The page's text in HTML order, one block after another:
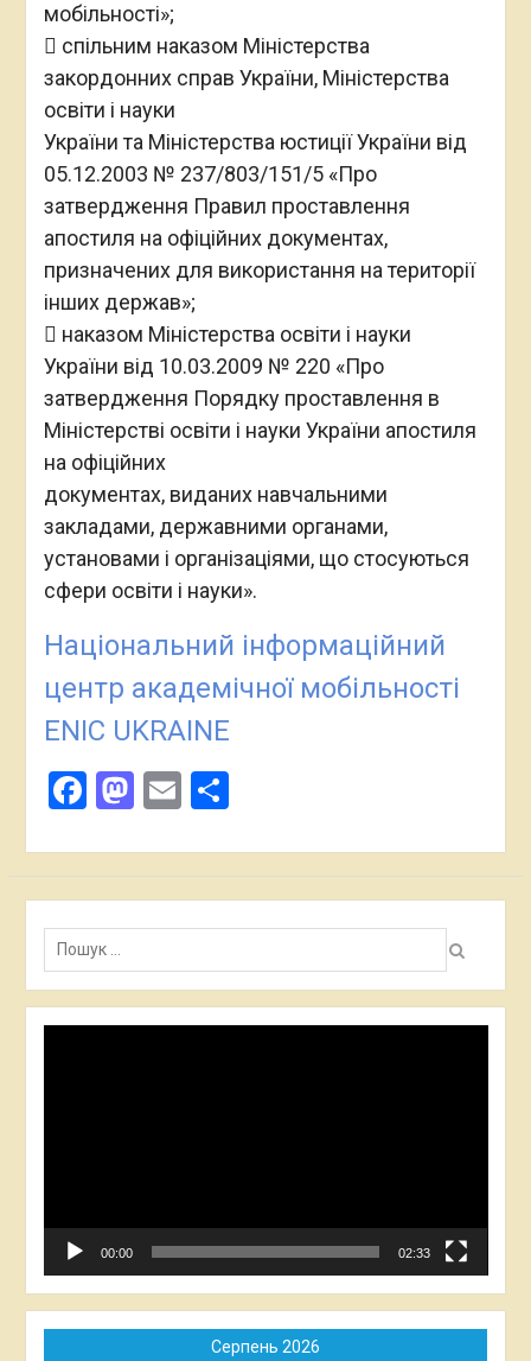
мобільності»;
 спільним наказом Міністерства
закордонних справ України, Міністерства
освіти і науки
України та Міністерства юстиції України від
05.12.2003 № 237/803/151/5 «Про
затвердження Правил проставлення
апостиля на офіційних документах,
призначених для використання на території
інших держав»;
 наказом Міністерства освіти і науки
України від 10.03.2009 № 220 «Про
затвердження Порядку проставлення в
Міністерстві освіти і науки України апостиля
на офіційних
документах, виданих навчальними
закладами, державними органами,
установами і організаціями, що стосуються
сфери освіти і науки».
Національний інформаційний
центр академічної мобільності
ENIC UKRAINE
Facebook
Mastodon
EmailПоділитися
Пошук:
00:00 02:33
Серпень 2026